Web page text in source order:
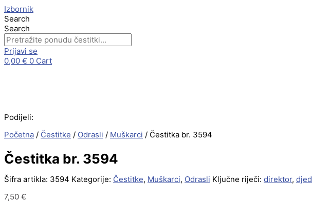
Skip
to
content
Izbornik
Search
Search
Prijavi se
0,00 € 0 Cart
Podijeli:
Početna / Čestitke / Odrasli / Muškarci / Čestitka br. 3594
Čestitka br. 3594
Šifra artikla: 3594 Kategorije: Čestitke, Muškarci, Odrasli Ključne riječi: direktor, djed
7,50 €
Čestitka
br.
3594
količina